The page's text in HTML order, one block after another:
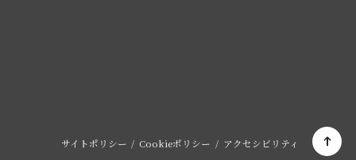
サイトポリシー Cookieポリシー アクセシビリティ